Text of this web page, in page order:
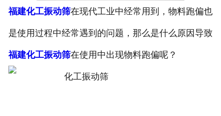
福建化工振动筛在现代工业中经常用到，物料跑偏也
是使用过程中经常遇到的问题，那么是什么原因导致
福建化工振动筛在使用中出现物料跑偏呢？